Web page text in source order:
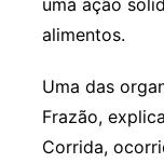
uma ação
alimentos.
Uma das
Frazão,
Corrida,